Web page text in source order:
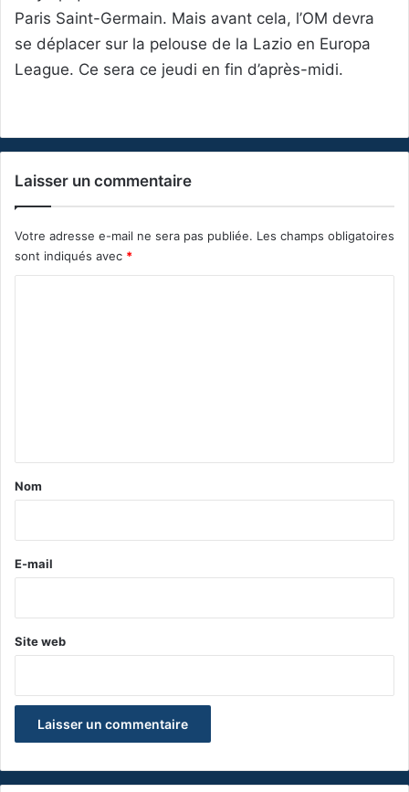
Paris Saint-Germain. Mais avant cela, l’OM devra
se déplacer sur la pelouse de la Lazio en Europa
League. Ce sera ce jeudi en fin d’après-midi.
Laisser un commentaire
Votre adresse e-mail ne sera pas publiée. Les champs obligatoires
sont indiqués avec *
a
e
Nom
E-mail
Site web